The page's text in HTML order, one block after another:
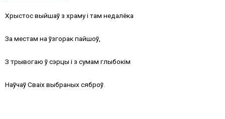
Хрыстос выйшаў з храму і там недалёка
За местам на ўзгорак пайшоў,
З трывогаю ў сэрцы і з сумам глыбокім
Наўчаў Сваіх выбраных сяброў.